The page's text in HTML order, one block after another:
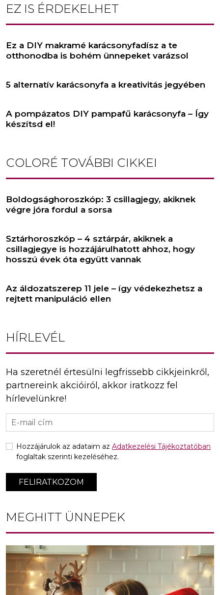
EZ IS ÉRDEKELHET
Ez a DIY makramé karácsonyfadísz a te
otthonodba is bohém ünnepeket varázsol
5 alternatív karácsonyfa a kreativitás jegyében
A pompázatos DIY pampafű karácsonyfa – Így
készítsd el!
COLORÉ TOVÁBBI CIKKEI
Boldogsághoroszkóp: 3 csillagjegy, akiknek
végre jóra fordul a sorsa
Sztárhoroszkóp – 4 sztárpár, akiknek a
csillagjegye is hozzájárulhatott ahhoz, hogy
hosszú évek óta együtt vannak
Az áldozatszerep 11 jele – így védekezhetsz a
rejtett manipuláció ellen
HÍRLEVÉL
Ha szeretnél értesülni legfrissebb cikkjeinkről,
partnereink akcióiról, akkor iratkozz fel
hírlevelünkre!
FELIRATKOZOM
Hozzájárulok az adataim az Adatkezelési Tájékoztatóban
foglaltak szerinti kezeléséhez.
MEGHITT ÜNNEPEK